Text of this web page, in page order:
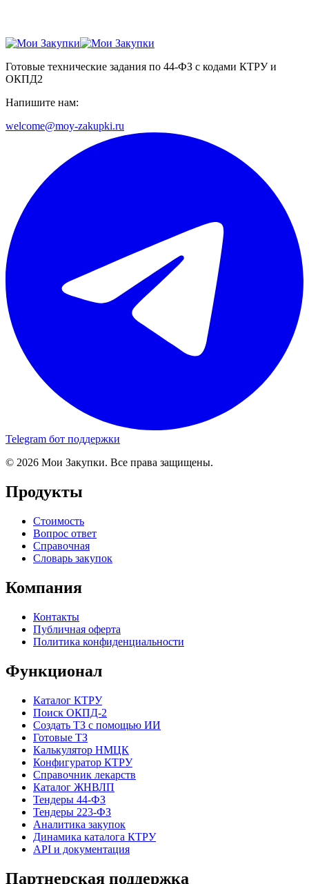
Готовые технические задания по 44-ФЗ с кодами КТРУ и
ОКПД2
Напишите нам:
welcome@moy-zakupki.ru
Telegram бот поддержки
© 2026 Мои Закупки. Все права защищены.
Продукты
Стоимость
Вопрос ответ
Справочная
Словарь закупок
Компания
Контакты
Публичная оферта
Политика конфиденциальности
Функционал
Каталог КТРУ
Поиск ОКПД-2
Создать ТЗ с помощью ИИ
Готовые ТЗ
Калькулятор НМЦК
Конфигуратор КТРУ
Справочник лекарств
Каталог ЖНВЛП
Тендеры 44-ФЗ
Тендеры 223-ФЗ
Аналитика закупок
Динамика каталога КТРУ
API и документация
Партнерская поддержка